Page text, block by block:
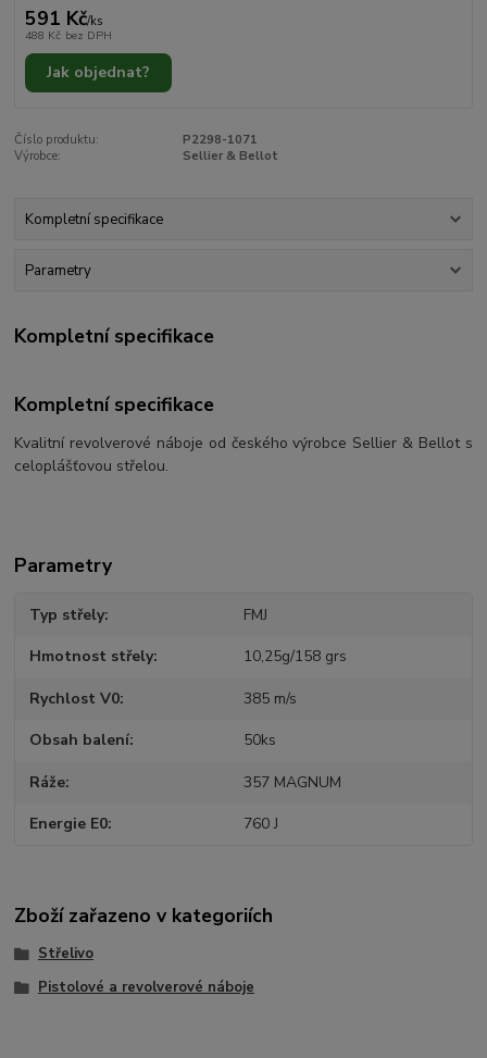
591 Kč/ks
488 Kč bez DPH
Jak objednat?
Číslo produktu:
P2298-1071
Výrobce:
Sellier & Bellot
Kompletní specifikace
Parametry
Kompletní specifikace
Kompletní specifikace
Kvalitní revolverové náboje od českého výrobce Sellier & Bellot s
celoplášťovou střelou.
Parametry
Typ střely FMJ
Hmotnost střely 10,25g/158 grs
Rychlost V0 385 m/s
Obsah balení 50ks
Ráže 357 MAGNUM
Energie E0 760 J
Zboží zařazeno v kategoriích
Střelivo
Pistolové a revolverové náboje